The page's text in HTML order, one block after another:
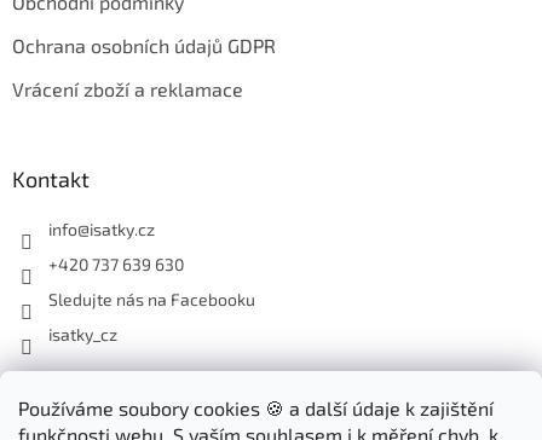
Používáme soubory cookies 🍪 a další údaje k zajištění
funkčnosti webu. S vaším souhlasem i k měření chyb, k
Ochrana osobních údajů GDPR
Vrácení zboží a reklamace
Kontakt
info@isatky.cz
+420 737 639 630
Sledujte nás na Facebooku
isatky_cz
Odebírat newsletter